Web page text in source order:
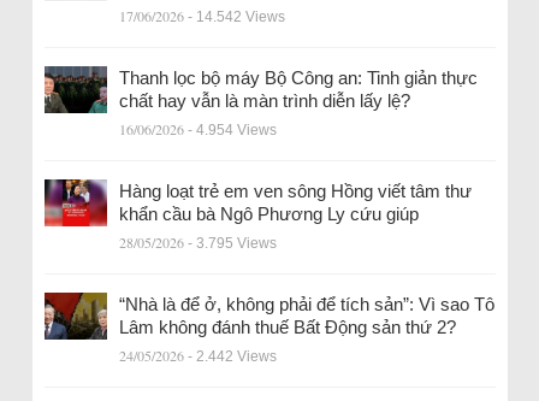
17/06/2026 - 14.542 Views
Thanh lọc bộ máy Bộ Công an: Tinh giản thực
chất hay vẫn là màn trình diễn lấy lệ?
16/06/2026 - 4.954 Views
Hàng loạt trẻ em ven sông Hồng viết tâm thư
khẩn cầu bà Ngô Phương Ly cứu giúp
28/05/2026 - 3.795 Views
“Nhà là để ở, không phải để tích sản”: Vì sao Tô
Lâm không đánh thuế Bất Động sản thứ 2?
24/05/2026 - 2.442 Views